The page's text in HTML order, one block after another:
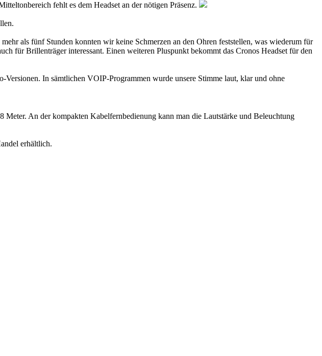
fehlt es dem Headset an der nötigen Präsenz.
als fünf Stunden konnten wir keine Schmerzen an den Ohren feststellen, was wiederum für
für Brillenträger interessant. Einen weiteren Pluspunkt bekommt das Cronos Headset für den
In sämtlichen VOIP-Programmen wurde unsere Stimme laut, klar und ohne
An der kompakten Kabelfernbedienung kann man die Lautstärke und Beleuchtung
erhältlich.